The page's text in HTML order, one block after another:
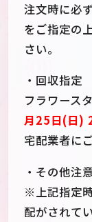
注文時に必
をご指定の
さい。
・回収指定
フラワース
月25日(日)
宅配業者に
・その他注
※上記指定
配がされて